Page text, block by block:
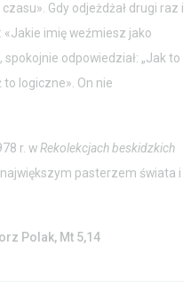
Gdy odjeżdżał drugi raz i
«Jakie imię weźmiesz jako
odpowiedział: „Jak to
to logiczne». On nie
r. wRekolekcjach beskidzkich
pasterzem świata i
Polak, Mt 5,14